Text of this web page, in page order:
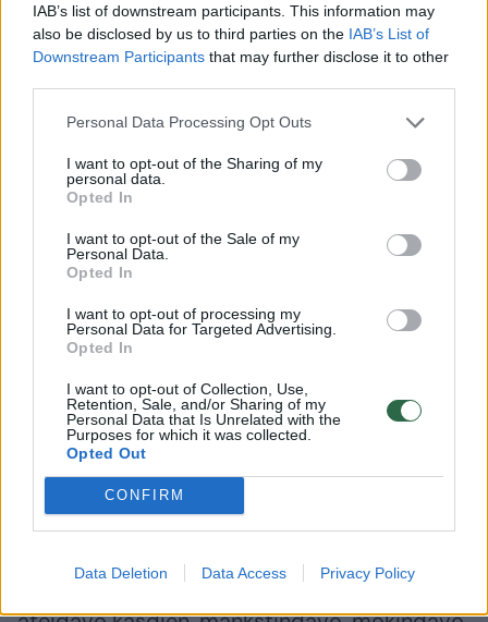
IAB’s list of downstream participants. This information may
also be disclosed by us to third parties on the IAB’s List of
Downstream Participants that may further disclose it to other
Personal Data Processing Opt Outs
I want to opt-out of the Sharing of my
personal data.
Opted In
I want to opt-out of the Sale of my
Personal Data.
Opted In
I want to opt-out of processing my
Personal Data for Targeted Advertising.
Opted In
I want to opt-out of Collection, Use,
Retention, Sale, and/or Sharing of my
Personal Data that Is Unrelated with the
Purposes for which it was collected.
Opted Out
CONFIRM
Data Deletion Data Access Privacy Policy
Botulino toksino injekcijų poveikį pajuto ir
Vita Plaščinskienė, prieš kelerius metus
patyrusi insultą. Kompiuterinės tomografijos
tyrimo metu buvo diagnozuotas galvos
kraujagyslės plyšimas ir kraujo išsiliejimas,
moters kūno kairė pusė tapo nejautri. Ji vos
viso nejudėjo.
Nors moteriai buvo paskirta reabilitacija,
daugiau nei metus su ja dirbo
kineziterapeutai, progreso beveik nesimatė,
ranka išliko sunkiai besilankstanti.
„Buvo atimta visa kairė pusė, kojos pirštus
truputį pajudindavau, rankos išvis ne, nei
mane namo, samdėm kineziterapeutą, kuris